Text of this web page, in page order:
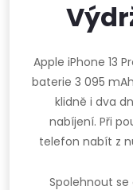
Apple iPhone 13
baterie 3 095
klidně i dva
nabíjení. Při
telefon nabít z
Spolehnout